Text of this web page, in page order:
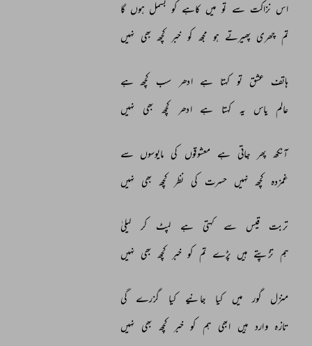
اس نزاکت سے تو میں کاہے کو بسمل ہوں گا
تم چھری پھیرتے ہو مجھ کو خبر کچھ بھی نہیں
ہاتف عشق تو کہتا ہے ادھر سب کچھ ہے
عالم
یاس یہ کہتا ہے ادھر کچھ بھی نہیں
آنکھ پھر جاتی ہے معشوقوں کی مایوسوں سے
غمزدہ کچھ نہیں حسرت کی نظر کچھ بھی نہیں
تربت قیس سے کہتی ہے لپٹ کر
لیلیٰ
ہم تڑپتے ہیں پڑے تم کو خبر کچھ بھی نہیں
منزل گور میں کیا جانیے کیا گزرے
گی
تازہ وارد ہیں ابھی ہم کو خبر کچھ بھی نہیں